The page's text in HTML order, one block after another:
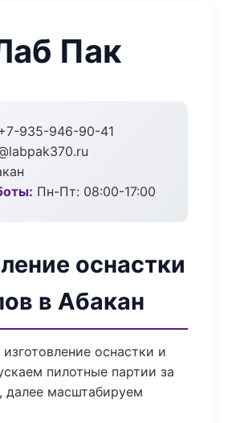
Пак
935-946-90-41
Пн-Пт: 08:00-17:00
оснастки
в Абакан
оснастки и
пилотные партии за
далее масштабируем